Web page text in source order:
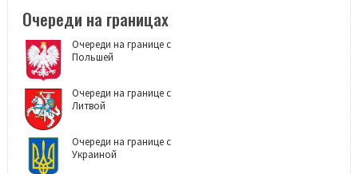
Очереди на границах
Очереди на границе с
Польшей
Очереди на границе с
Литвой
Очереди на границе с
Украиной